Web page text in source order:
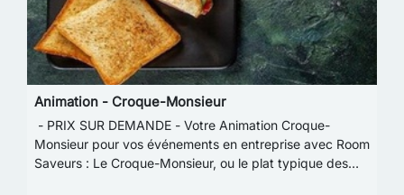
Animation - Croque-Monsieur
- PRIX SUR DEMANDE - Votre Animation Croque-
Monsieur pour vos événements en entreprise avec Room
Saveurs : Le Croque-Monsieur, ou le plat typique des